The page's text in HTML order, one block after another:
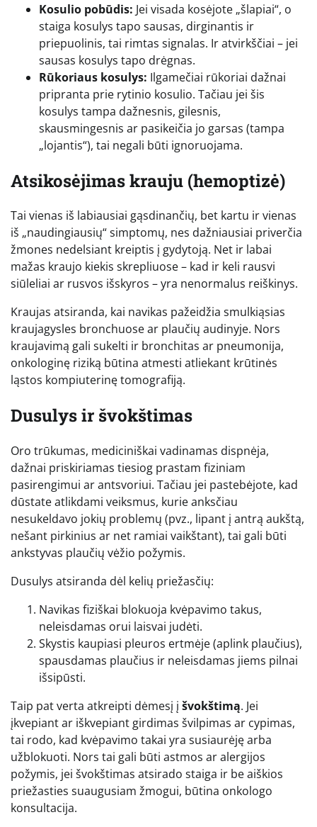
Kosulio pobūdis: Jei visada kosėjote „šlapiai“, o
staiga kosulys tapo sausas, dirginantis ir
priepuolinis, tai rimtas signalas. Ir atvirkščiai – jei
sausas kosulys tapo drėgnas.
Rūkoriaus kosulys: Ilgamečiai rūkoriai dažnai
pripranta prie rytinio kosulio. Tačiau jei šis
kosulys tampa dažnesnis, gilesnis,
skausmingesnis ar pasikeičia jo garsas (tampa
„lojantis“), tai negali būti ignoruojama.
Atsikosėjimas krauju (hemoptizė)
Tai vienas iš labiausiai gąsdinančių, bet kartu ir vienas
iš „naudingiausių“ simptomų, nes dažniausiai priverčia
žmones nedelsiant kreiptis į gydytoją. Net ir labai
mažas kraujo kiekis skrepliuose – kad ir keli rausvi
siūleliai ar rusvos išskyros – yra nenormalus reiškinys.
Kraujas atsiranda, kai navikas pažeidžia smulkiąsias
kraujagysles bronchuose ar plaučių audinyje. Nors
kraujavimą gali sukelti ir bronchitas ar pneumonija,
onkologinę riziką būtina atmesti atliekant krūtinės
ląstos kompiuterinę tomografiją.
Dusulys ir švokštimas
Oro trūkumas, mediciniškai vadinamas dispnėja,
dažnai priskiriamas tiesiog prastam fiziniam
pasirengimui ar antsvoriui. Tačiau jei pastebėjote, kad
dūstate atlikdami veiksmus, kurie anksčiau
nesukeldavo jokių problemų (pvz., lipant į antrą aukštą,
nešant pirkinius ar net ramiai vaikštant), tai gali būti
ankstyvas plaučių vėžio požymis.
Dusulys atsiranda dėl kelių priežasčių:
Navikas fiziškai blokuoja kvėpavimo takus,
neleisdamas orui laisvai judėti.
Skystis kaupiasi pleuros ertmėje (aplink plaučius),
spausdamas plaučius ir neleisdamas jiems pilnai
išsipūsti.
Taip pat verta atkreipti dėmesį į švokštimą. Jei
įkvepiant ar iškvepiant girdimas švilpimas ar cypimas,
tai rodo, kad kvėpavimo takai yra susiaurėję arba
užblokuoti. Nors tai gali būti astmos ar alergijos
požymis, jei švokštimas atsirado staiga ir be aiškios
priežasties suaugusiam žmogui, būtina onkologo
konsultacija.